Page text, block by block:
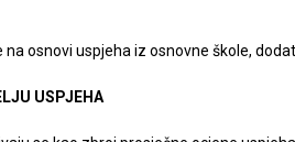
na osnovi uspjeha iz osnovne škole,
USPJEHA